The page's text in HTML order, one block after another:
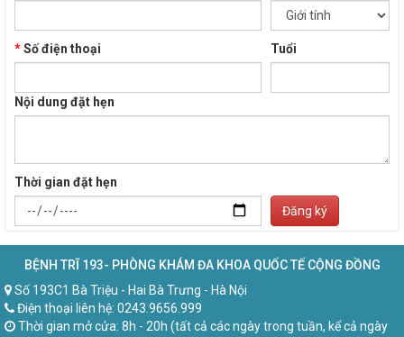
*Số điện thoại Tuổi
Nội dung đặt hẹn
Thời gian đặt hẹn
Đăng ký
BỆNH TRĨ 193- PHÒNG KHÁM ĐA KHOA QUỐC TẾ CỘNG ĐỒNG
Số 193C1 Bà Triệu - Hai Bà Trưng - Hà Nội
Điện thoại liên hệ: 0243.9656.999
Thời gian mở cửa: 8h - 20h (tất cả các ngày trong tuần, kể cả ngày